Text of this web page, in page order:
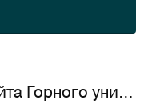
Редизайн внутреннего сайта Горного университета